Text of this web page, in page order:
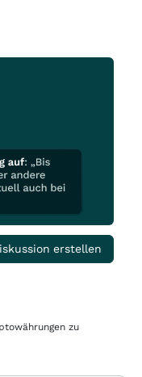
erstellen
zu